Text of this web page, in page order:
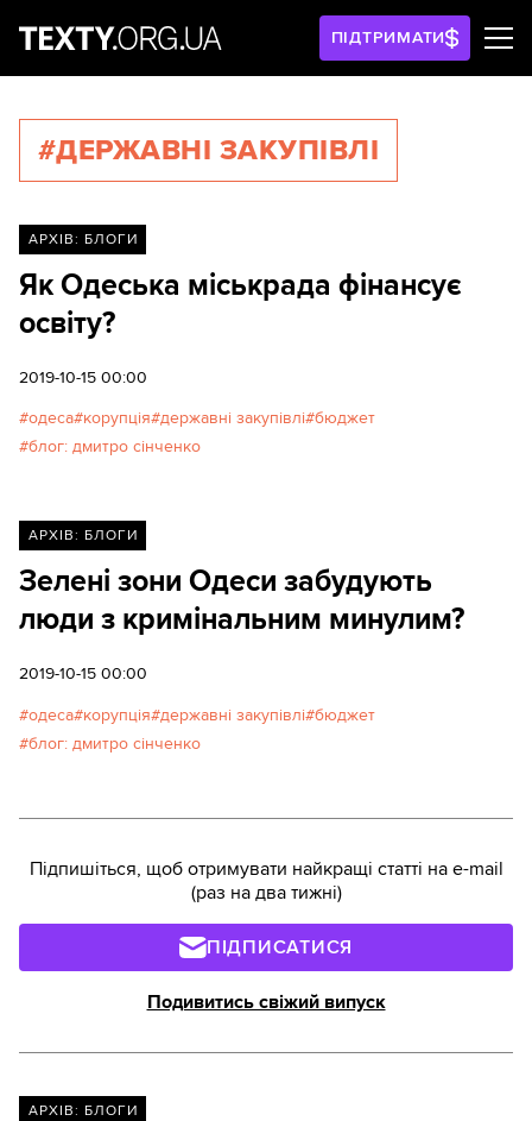
ПІДТРИМАТИ
#ДЕРЖАВНІ ЗАКУПІВЛІ
АРХІВ: БЛОГИ
Як Одеська міськрада фінансує
освіту?
2019-10-15 00:00
одеса корупція державні закупівлі бюджет
блог: дмитро сінченко
АРХІВ: БЛОГИ
Зелені зони Одеси забудують
люди з кримінальним минулим?
2019-10-15 00:00
одеса корупція державні закупівлі бюджет
блог: дмитро сінченко
Підпишіться, щоб отримувати найкращі статті на e-mail
(раз на два тижні)
ПІДПИСАТИСЯ
Подивитись свіжий випуск
АРХІВ: БЛОГИ